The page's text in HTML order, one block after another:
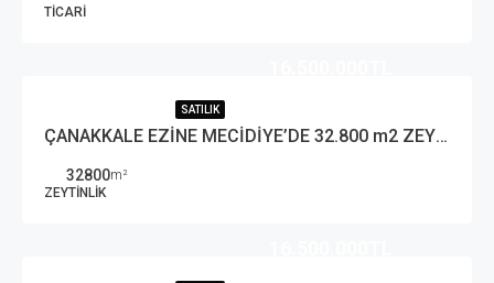
TICARI
SATILIK
ÇANAKKALE EZİNE MECİDİYE’DE 32.800 m2 ZEYTİNLİK
32800m²
ZEYTINLIK